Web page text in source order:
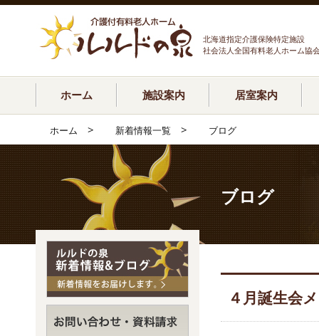
北海道指定介護保険特定施設
社会法人全国有料老人ホーム協
ホーム 施設案内 居室案内
ホーム > 新着情報一覧 > ブログ
ブログ
４月誕生会